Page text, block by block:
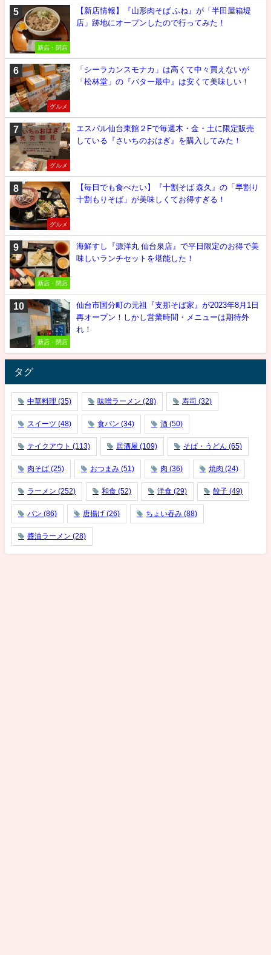
新店・閉店
【新店情報】『山形肉そば ふね』が「半田屋箱堤
店」跡地にオープンしたので行ってみた！
グルメ
「シーラカンスモナカ」は高くて中々買えないが
「松林堂」の『バター最中』は安くて美味しい！
グルメ
エスパル仙台東館２Fで毎週木・金・土に限定販売
している『さいちのおはぎ』を購入してみた！
グルメ
【毎日でも食べたい】『十割そば 森久』の「早割り
十割もりそば」が美味しくてお得すぎる！
新店・閉店
海鮮すし『源洋丸 仙台泉店』で平日限定のお得で美
味しいランチセットを堪能した！
新店・閉店
仙台市国分町の元祖『支那そば家』が2023年8月1日
再オープン！しかし営業時間・メニューは期待外
れ！
タグ
中華料理 (35) 味噌ラーメン (28) 寿司 (32)
スイーツ (48) 食パン (34) 酒 (50)
テイクアウト (113) 居酒屋 (109) そば・うどん (65)
肉そば (25) おつまみ (51) 肉 (36) 焼肉 (24)
ラーメン (252) 和食 (52) 洋食 (29) 餃子 (49)
パン (86) 唐揚げ (26) ちょい吞み (88)
醬油ラーメン (28)